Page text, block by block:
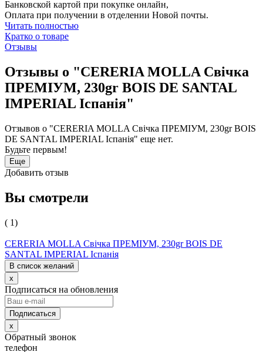
Банковской картой при покупке онлайн,
Оплата при получении в отделении Новой почты.
Читать полностью
Кратко о товаре
Отзывы
Отзывы о "CERERIA MOLLA Свічка
ПРЕМІУМ, 230gr BOIS DE SANTAL
IMPERIAL Іспанія"
Отзывов о "CERERIA MOLLA Свічка ПРЕМІУМ, 230gr BOIS
DE SANTAL IMPERIAL Іспанія" еще нет.
Будьте первым!
Еще
Добавить отзыв
Вы смотрели
( 1)
CERERIA MOLLA Свічка ПРЕМІУМ, 230gr BOIS DE
SANTAL IMPERIAL Іспанія
В список желаний
x
Подписаться на обновления
x
Обратный звонок
телефон